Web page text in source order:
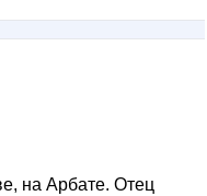
на Арбате. Отец